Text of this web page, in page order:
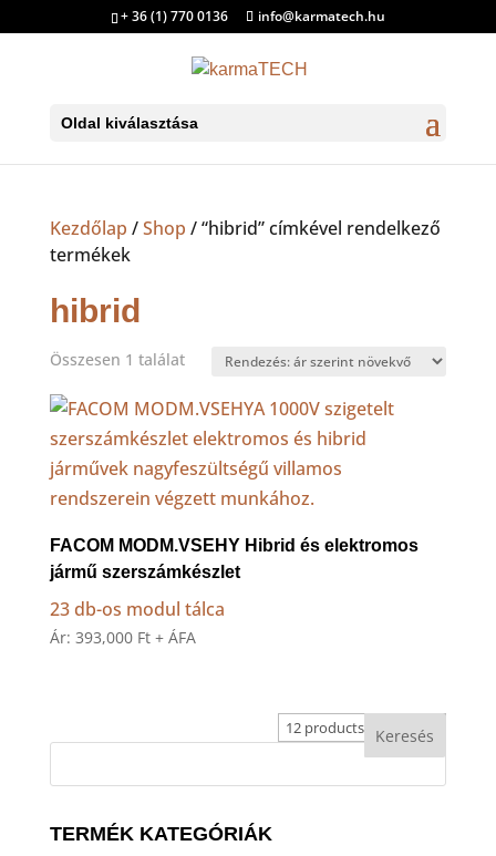
+ 36 (1) 770 0136 info@karmatech.hu
Oldal kiválasztása
Kezdőlap /Shop / “hibrid” címkével rendelkező
termékek
hibrid
Összesen 1 találat
FACOM MODM.VSEHY Hibrid és elektromos
jármű szerszámkészlet
23 db-os modul tálca
Ár: 393,000 Ft + ÁFA
TERMÉK KATEGÓRIÁK